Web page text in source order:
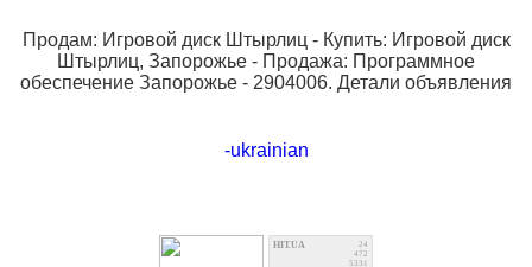
Продам: Игровой диск Штырлиц - Купить: Игровой диск
Штырлиц, Запорожье - Продажа: Программное
обеспечение Запорожье - 2904006. Детали объявления
-ukrainian
HIT.UA
24
472
5331